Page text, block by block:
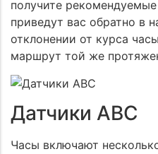
получите
приведут вас обратно в
отклонении от курса
маршрут той же
Датчики АВС
Часы включают